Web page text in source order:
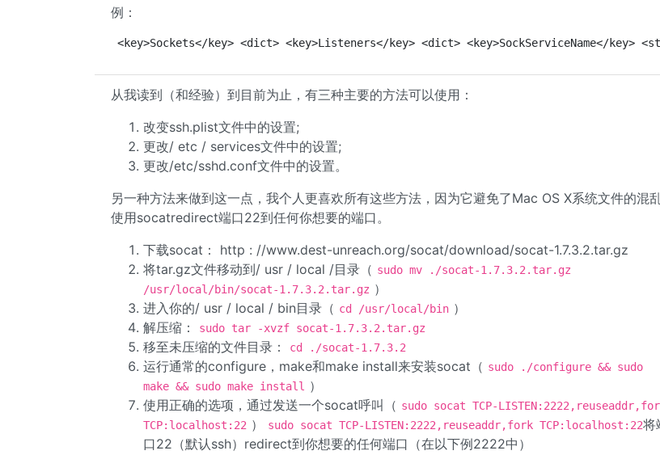
例：
<key>Sockets</key> <dict> <key>Listeners</key> <dict> <key>SockServiceName</
从我读到（和经验）到目前为止，有三种主要的方法可以使用：
改变ssh.plist文件中的设置;
更改/ etc / services文件中的设置;
更改/etc/sshd.conf文件中的设置。
另一种方法来做到这一点，我个人更喜欢所有这些方法，因为它避免了Mac OS X系统文件的混
使用socatredirect端口22到任何你想要的端口。
下载socat： http : //www.dest-unreach.org/socat/download/socat-1.7.3.2.tar.gz
将tar.gz文件移动到/ usr / local /目录（ sudo mv ./socat-1.7.3.2.tar.gz
/usr/local/bin/socat-1.7.3.2.tar.gz ）
进入你的/ usr / local / bin目录（ cd /usr/local/bin ）
解压缩：
sudo tar -xvzf socat-1.7.3.2.tar.gz
移至未压缩的文件目录： cd ./socat-1.7.3.2
运行通常的configure，make和make install来安装socat（ sudo ./configure && sudo
make && sudo make install
）
使用正确的选项，通过发送一个socat呼叫（ sudo socat TCP-
TCP:localhost:22 ） sudo socat TCP-LISTEN:2222,reuseaddr,fork TCP:localhost:22将
口22（默认ssh）redirect到你想要的任何端口（在以下例2222中）